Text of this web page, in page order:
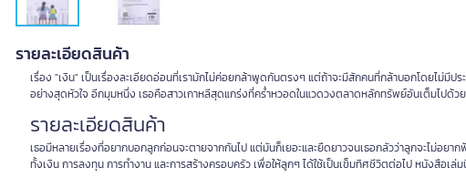
รายละเอียดสินค้า
เรื่อง "เงิน" เป็นเรื่องละเอียดอ่อนที่เรามักไม่ค่อยกล้าพูดกันตรงๆ แต่ถ้าจะมีสักคนที่กล้าบอกโดยไม่มี
อย่างสุดหัวใจ อีกมุมหนึ่ง เธอคือสาวเกาหลีสุดแกร่งที่คร่ำหวอดในแวดวงตลาดหลักทรัพย์อันเต็มไปด้ว
รายละเอียดสินค้า
เธอมีหลายเรื่องที่อยากบอกลูกก่อนจะตายจากกันไป แต่มันก็เยอะและยืดยาวจนเธอกลัวว่าลูกจะไม่อ
ทั้งเงิน การลงทุน การทำงาน และการสร้างครอบครัว เพื่อให้ลูกๆ ได้ใช้เป็นเข็มทิศชีวิตต่อไป หนังสือเ